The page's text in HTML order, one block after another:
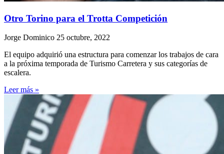
Otro Torino para el Trotta Competición
Jorge Dominico 25 octubre, 2022
El equipo adquirió una estructura para comenzar los trabajos de cara
a la próxima temporada de Turismo Carretera y sus categorías de
escalera.
Leer más »